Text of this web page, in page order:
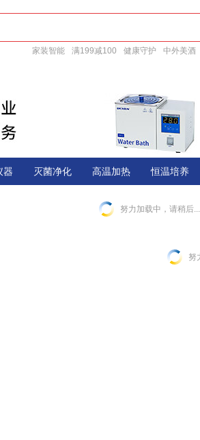
家装智能 满199减100 健康守护 中外美酒
器 灭菌净化 高温加热 恒温培养
努力加载中，请稍后...
努